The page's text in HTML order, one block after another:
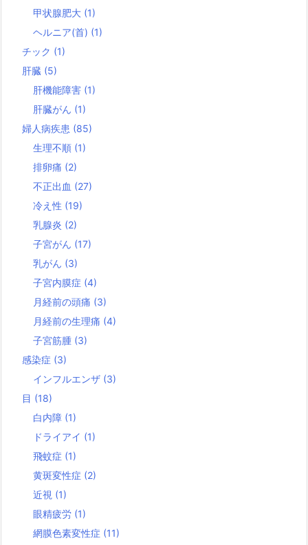
甲状腺肥大 (1)
ヘルニア(首) (1)
チック (1)
肝臓 (5)
肝機能障害 (1)
肝臓がん (1)
婦人病疾患 (85)
生理不順 (1)
排卵痛 (2)
不正出血 (27)
冷え性 (19)
乳腺炎 (2)
子宮がん (17)
乳がん (3)
子宮内膜症 (4)
月経前の頭痛 (3)
月経前の生理痛 (4)
子宮筋腫 (3)
感染症 (3)
インフルエンザ (3)
目 (18)
白内障 (1)
ドライアイ (1)
飛蚊症 (1)
黄斑変性症 (2)
近視 (1)
眼精疲労 (1)
網膜色素変性症 (11)